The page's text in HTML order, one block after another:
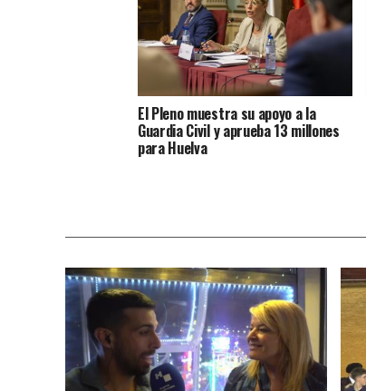
El Pleno muestra su apoyo a la
Guardia Civil y aprueba 13 millones
para Huelva